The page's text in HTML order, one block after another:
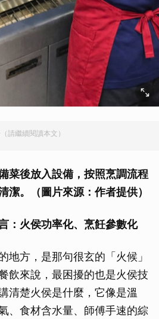
請繼續閱讀本文）
菜後放入設備，按照烹調流程
潔。（圖片來源：作者提供）
：火侯功率化、烹飪參數化
地方，是那句很玄的「火候」
飲來說，最困擾的也是火侯技
清楚火侯是什麼，它像是溫
、食材含水量、師傅手速的綜